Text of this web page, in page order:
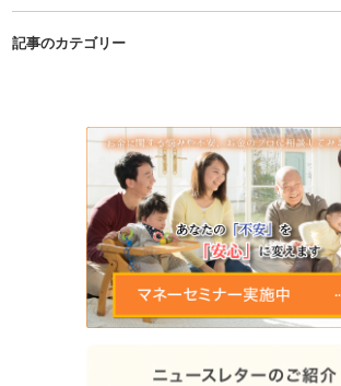
記事のカテゴリー